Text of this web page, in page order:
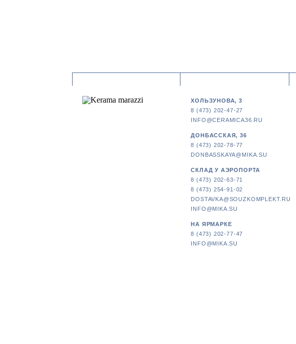
ХОЛЬЗУНОВА, 3
8 (473) 202-47-27
INFO@CERAMICA36.RU
ДОНБАССКАЯ, 36
8 (473) 202-78-77
DONBASSKAYA@MIKA.SU
СКЛАД У АЭРОПОРТА
8 (473) 202-63-71
8 (473) 254-91-02
DOSTAVKA@SOUZKOMPLEKT.RU
INFO@MIKA.SU
НА ЯРМАРКЕ
8 (473) 202-77-47
INFO@MIKA.SU